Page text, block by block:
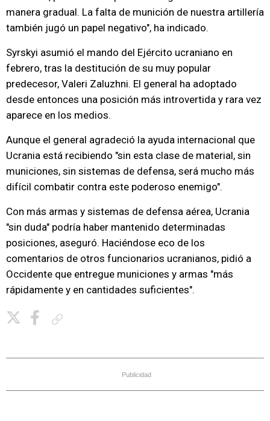
manera gradual. La falta de munición de nuestra artillería
también jugó un papel negativo", ha indicado.
Syrskyi asumió el mando del Ejército ucraniano en
febrero, tras la destitución de su muy popular
predecesor, Valeri Zaluzhni. El general ha adoptado
desde entonces una posición más introvertida y rara vez
aparece en los medios.
Aunque el general agradeció la ayuda internacional que
Ucrania está recibiendo "sin esta clase de material, sin
municiones, sin sistemas de defensa, será mucho más
difícil combatir contra este poderoso enemigo".
Con más armas y sistemas de defensa aérea, Ucrania
"sin duda" podría haber mantenido determinadas
posiciones, aseguró. Haciéndose eco de los
comentarios de otros funcionarios ucranianos, pidió a
Occidente que entregue municiones y armas "más
rápidamente y en cantidades suficientes".
Publicidad